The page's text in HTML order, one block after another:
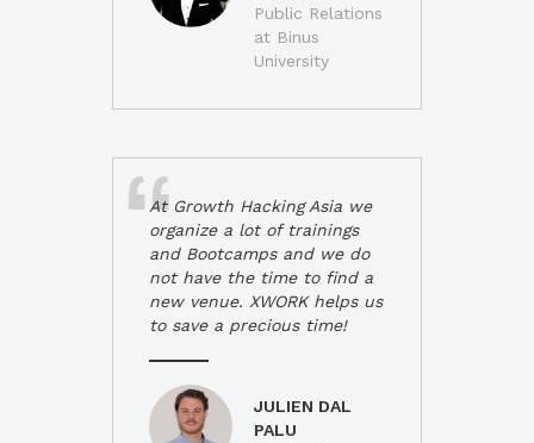
Public Relations
at Binus
University
At Growth Hacking Asia we
organize a lot of trainings
and Bootcamps and we do
not have the time to find a
new venue. XWORK helps us
to save a precious time!
JULIEN DAL
PALU